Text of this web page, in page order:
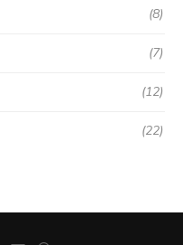
(8)
(7)
(12)
(22)